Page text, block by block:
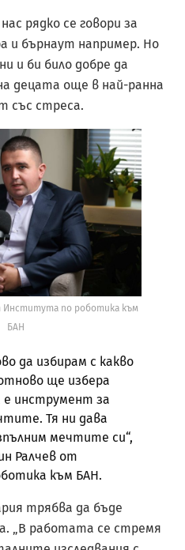
рядко се говори за
и бърнаут например. Но
и би било добре да
децата още в най-ранна
със стреса.
Института по роботика към
БАН
да избирам с какво
ще избера
инструмент за
Тя ни дава
мечтите си“,
Ралчев от
към БАН.
трябва да бъде
„В работата се стремя